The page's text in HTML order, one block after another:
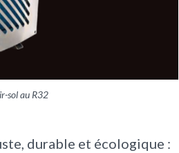
sol au R32
durable et écologique :